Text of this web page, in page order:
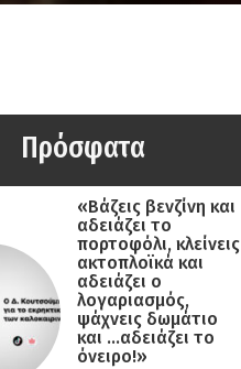
Πρόσφατα
«Βάζεις βενζίνη και
αδειάζει το
πορτοφόλι, κλείνεις
ακτοπλοϊκά και
αδειάζει ο
λογαριασμός,
ψάχνεις δωμάτιο
και …αδειάζει το
όνειρο!»